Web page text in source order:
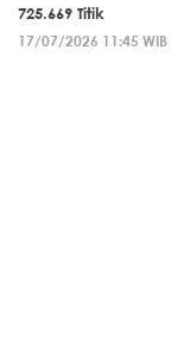
725.669 Titik
17/07/2026 11:45 WIB